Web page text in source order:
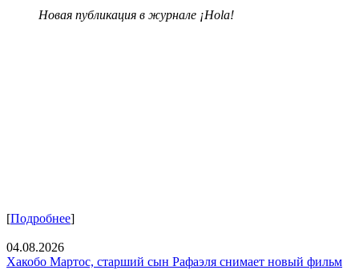
Новая публикация в журнале ¡Hola!
[Подробнее]
04.08.2026
Хакобо Мартос, старший сын Рафаэля снимает новый фильм